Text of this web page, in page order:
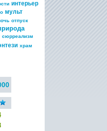
интерьер
мульт
отпуск
сюрреализм
храм